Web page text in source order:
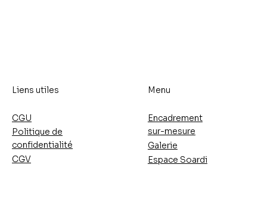
Liens utiles
CGU
CGV
Politique de
confidentialité
Menu
Encadrement
sur-mesure
Galerie
Espace Soardi